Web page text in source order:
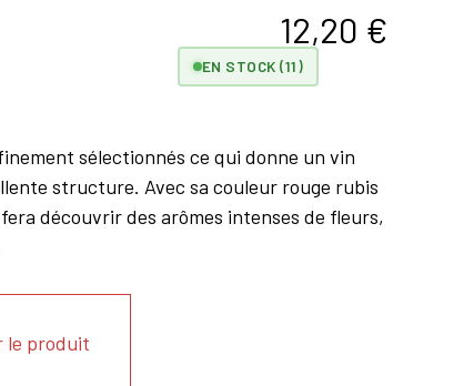
12,20 €
EN STOCK (11)
sélectionnés ce qui donne un vin
structure. Avec sa couleur rouge rubis
découvrir des arômes intenses de fleurs,
le produit